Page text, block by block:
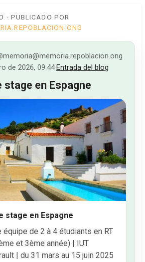
· PUBLICADO POR
de 2026, 09:44·Entrada del blog
stage en Espagne
stage en Espagne
équipe de 2 à 4 étudiants en RT
et 3ème année) | IUT
| du 31 mars au 15 juin 2025